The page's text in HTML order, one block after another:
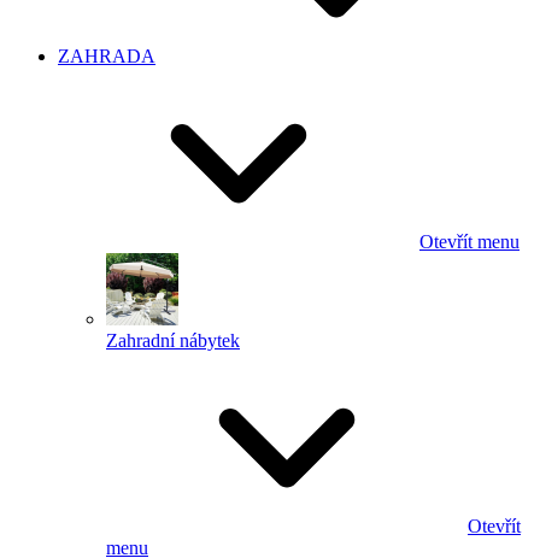
ZAHRADA
Otevřít menu
Zahradní nábytek
Otevřít
menu